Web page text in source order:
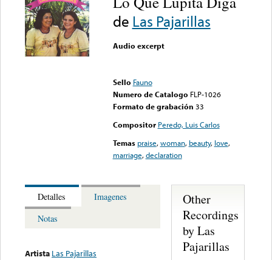
de Las Pajarillas
Audio excerpt
Sello Fauno
Numero de Catalogo FLP-1026
Formato de grabación 33
Compositor Peredo, Luis Carlos
Temas praise,woman, beauty, love,
marriage,declaration
Detalles
Imagenes
Notas
Artista Las Pajarillas
Other
Recordings
by Las
Pajarillas